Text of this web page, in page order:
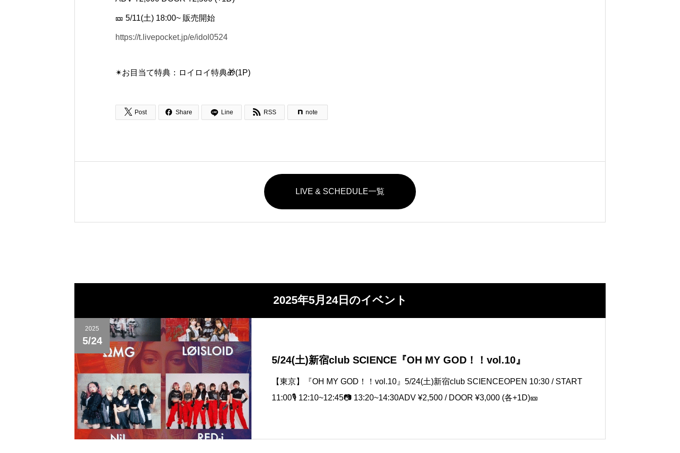
🎫 5/11(土) 18:00~ 販売開始
https://t.livepocket.jp/e/idol0524
✴︎お目当て特典：ロイロイ特典🎁(1P)
 Post  Share Line  RSS note
LIVE & SCHEDULE一覧
2025年5月24日のイベント
2025
5/24
5/24(土)新宿club SCIENCE『OH MY GOD！！vol.10』
【東京】『OH MY GOD！！vol.10』5/24(土)新宿club SCIENCEOPEN 10:30 / START
11:00🎙️ 12:10~12:45📷 13:20~14:30ADV ¥2,500 / DOOR ¥3,000 (各+1D)🎫